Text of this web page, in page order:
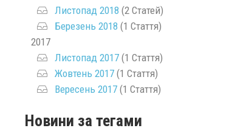
Листопад 2018 (2 Статей)
Березень 2018 (1 Стаття)
2017
Листопад 2017(1 Стаття)
Жовтень 2017(1 Стаття)
Вересень 2017(1 Стаття)
Новини за тегами